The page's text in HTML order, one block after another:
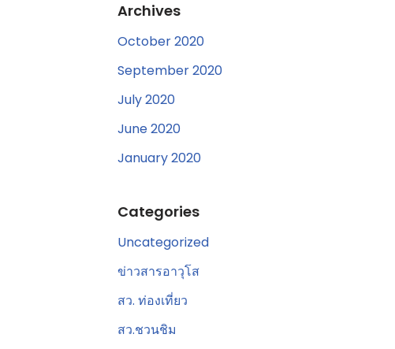
Archives
October 2020
September 2020
July 2020
June 2020
January 2020
Categories
Uncategorized
ข่าวสารอาวุโส
สว. ท่องเที่ยว
สว.ชวนชิม